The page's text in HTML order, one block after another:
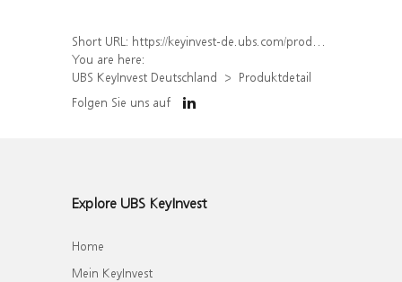
Short URL: https://keyinvest-de.ubs.com/produkt/detail/index/isin/DE000WA83X70
You are here:
UBS KeyInvest Deutschland
Produktdetail
Folgen Sie uns auf
Explore UBS KeyInvest
Home
Mein KeyInvest